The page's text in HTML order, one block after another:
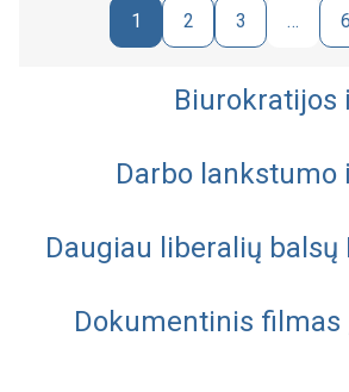
1 2 3 … 6
Biurokratijos
Darbo lankstumo
Daugiau liberalių balsų
Dokumentinis filmas